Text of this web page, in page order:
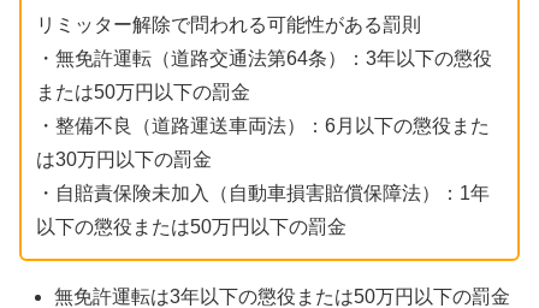
リミッター解除で問われる可能性がある罰則
・無免許運転（道路交通法第64条）：3年以下の懲役
または50万円以下の罰金
・整備不良（道路運送車両法）：6月以下の懲役また
は30万円以下の罰金
・自賠責保険未加入（自動車損害賠償保障法）：1年
以下の懲役または50万円以下の罰金
無免許運転は3年以下の懲役または50万円以下の罰金